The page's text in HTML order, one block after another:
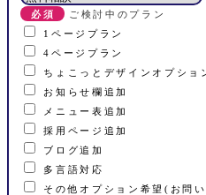
ご検討中のプラン
1ページプラン
4ページプラン
ちょこっとデザインオプショ
お知らせ欄追加
メニュー表追加
採用ページ追加
ブログ追加
多言語対応
その他オプション希望(お問